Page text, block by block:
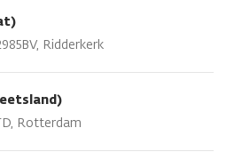
Ridderkerk
Rotterdam